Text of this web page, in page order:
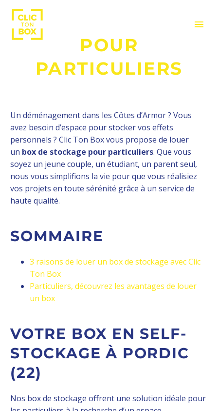
BOX DE STOCKAGE
POUR
PARTICULIERS
Un déménagement dans les Côtes d’Armor ? Vous
avez besoin d’espace pour stocker vos effets
personnels ? Clic Ton Box vous propose de louer
un box de stockage pour particuliers. Que vous
soyez un jeune couple, un étudiant, un parent seul,
nous vous simplifions la vie pour que vous réalisiez
vos projets en toute sérénité grâce à un service de
haute qualité.
SOMMAIRE
3 raisons de louer un box de stockage avec Clic
Ton Box
Particuliers, découvrez les avantages de louer
un box
VOTRE BOX EN SELF-
STOCKAGE À PORDIC
(22)
Nos box de stockage offrent une solution idéale pour